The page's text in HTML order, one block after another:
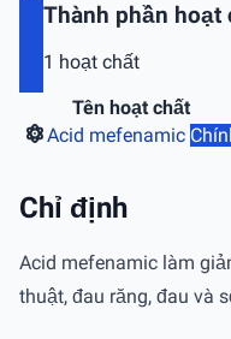
Thành phần hoạt
1 hoạt chất
Tên hoạt chất
Acid mefenamic
Chỉ định
Acid mefenamic làm
thuật, đau răng, đau và